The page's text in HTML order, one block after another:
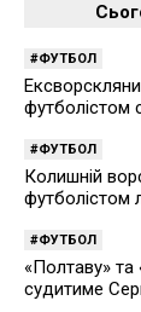
ФУТБОЛ
футболістом
ФУТБОЛ
Колишній
футболістом
ФУТБОЛ
«Полтаву» та
судитиме